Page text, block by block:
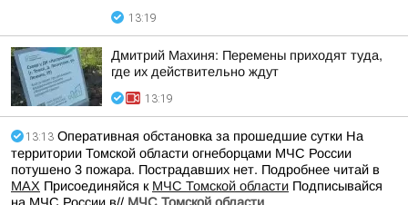
13:19
Дмитрий Махиня: Перемены приходят туда,
где их действительно ждут
13:19
13:13 Оперативная обстановка за прошедшие сутки На
территории Томской области огнеборцами МЧС России
потушено 3 пожара. Пострадавших нет. Подробнее читай в
МАХ Присоединяйся к МЧС Томской области Подписывайся